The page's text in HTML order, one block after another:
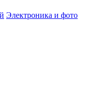
Электроника и фото